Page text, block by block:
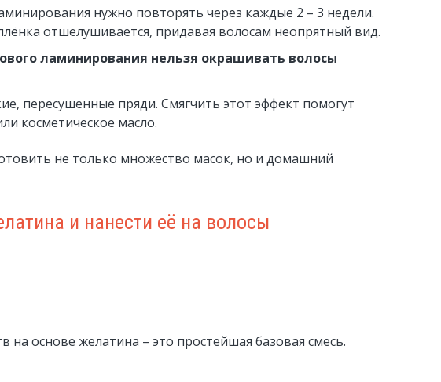
нужно повторять через каждые 2 – 3 недели.
отшелушивается, придавая волосам неопрятный вид.
ламинирования нельзя окрашивать волосы
пересушенные пряди. Смягчить этот эффект помогут
косметическое масло.
не только множество масок, но и домашний
и нанести её на волосы
на основе желатина – это простейшая базовая смесь.